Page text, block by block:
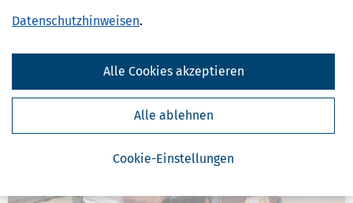
Datenschutzhinweisen.
Cookie-Einstellungen
Alle ablehnen
Alle Cookies akzeptieren
neuen Herausforderungen: schnelle Entscheidungen, neue
helfen.
mehr